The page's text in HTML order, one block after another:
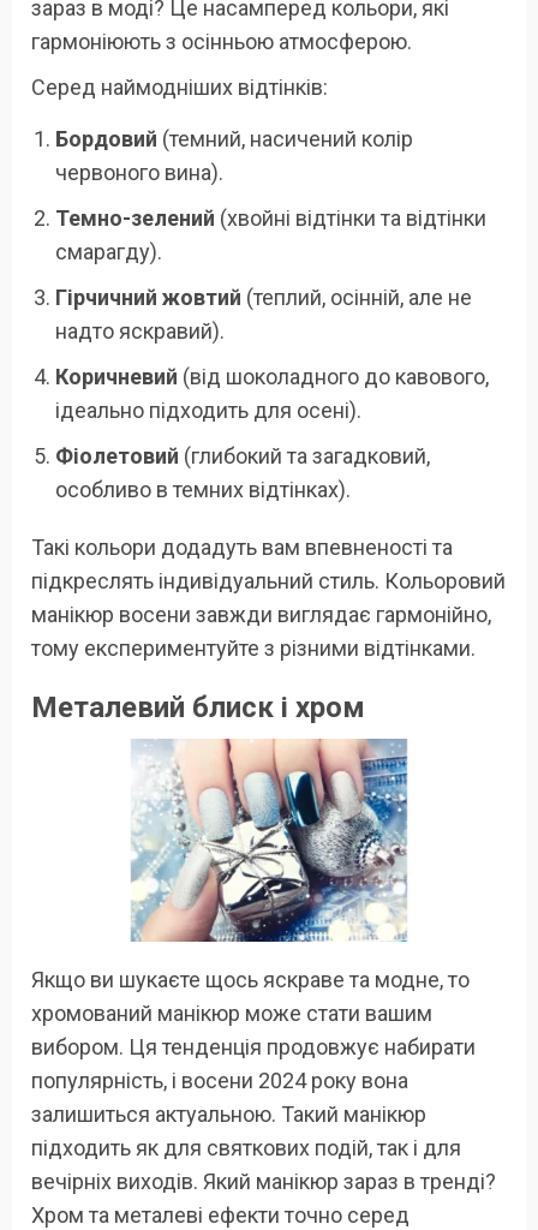
зараз в моді? Це насамперед кольори, які
гармоніюють з осінньою атмосферою.
Серед наймодніших відтінків:
Бордовий (темний, насичений колір
червоного вина).
Темно-зелений (хвойні відтінки та відтінки
смарагду).
Гірчичний жовтий (теплий, осінній, але не
надто яскравий).
Коричневий (від шоколадного до кавового,
ідеально підходить для осені).
Фіолетовий (глибокий та загадковий,
особливо в темних відтінках).
Такі кольори додадуть вам впевненості та
підкреслять індивідуальний стиль. Кольоровий
манікюр восени завжди виглядає гармонійно,
тому експериментуйте з різними відтінками.
Металевий блиск і хром
Якщо ви шукаєте щось яскраве та модне, то
хромований манікюр може стати вашим
вибором. Ця тенденція продовжує набирати
популярність, і восени 2024 року вона
залишиться актуальною. Такий манікюр
підходить як для святкових подій, так і для
вечірніх виходів. Який манікюр зараз в тренді?
Хром та металеві ефекти точно серед